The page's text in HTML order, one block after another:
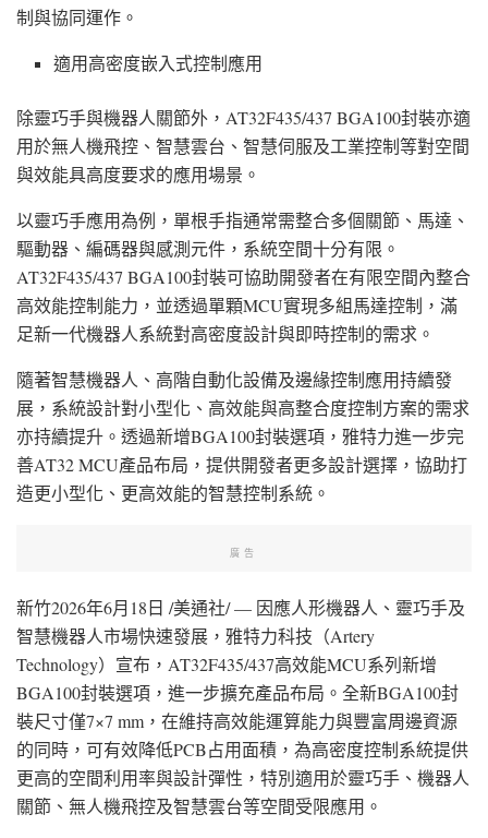
制與協同運作。
適用高密度嵌入式控制應用
除靈巧手與機器人關節外，AT32F435/437 BGA100封裝亦適
用於無人機飛控、智慧雲台、智慧伺服及工業控制等對空間
與效能具高度要求的應用場景。
以靈巧手應用為例，單根手指通常需整合多個關節、馬達、
驅動器、編碼器與感測元件，系統空間十分有限。
AT32F435/437 BGA100封裝可協助開發者在有限空間內整合
高效能控制能力，並透過單顆MCU實現多組馬達控制，滿
足新一代機器人系統對高密度設計與即時控制的需求。
隨著智慧機器人、高階自動化設備及邊緣控制應用持續發
展，系統設計對小型化、高效能與高整合度控制方案的需求
亦持續提升。透過新增BGA100封裝選項，雅特力進一步完
善AT32 MCU產品布局，提供開發者更多設計選擇，協助打
造更小型化、更高效能的智慧控制系統。
廣告
新竹2026年6月18日 /美通社/ — 因應人形機器人、靈巧手及
智慧機器人市場快速發展，雅特力科技（Artery
Technology）宣布，AT32F435/437高效能MCU系列新增
BGA100封裝選項，進一步擴充產品布局。全新BGA100封
裝尺寸僅7×7 mm，在維持高效能運算能力與豐富周邊資源
的同時，可有效降低PCB占用面積，為高密度控制系統提供
更高的空間利用率與設計彈性，特別適用於靈巧手、機器人
關節、無人機飛控及智慧雲台等空間受限應用。